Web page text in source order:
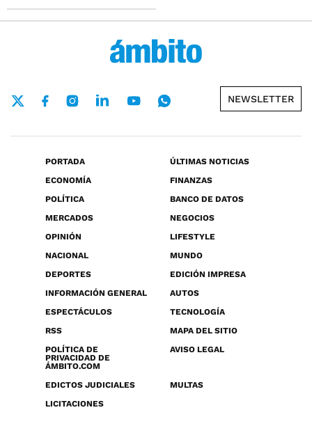
NEWSLETTER
PORTADA
ÚLTIMAS NOTICIAS
ECONOMÍA
FINANZAS
POLÍTICA
BANCO DE DATOS
MERCADOS
NEGOCIOS
OPINIÓN
LIFESTYLE
NACIONAL
MUNDO
DEPORTES
EDICIÓN IMPRESA
INFORMACIÓN GENERAL
AUTOS
ESPECTÁCULOS
TECNOLOGÍA
RSS
MAPA DEL SITIO
POLÍTICA DE
PRIVACIDAD DE
ÁMBITO.COM
AVISO LEGAL
EDICTOS JUDICIALES
MULTAS
LICITACIONES